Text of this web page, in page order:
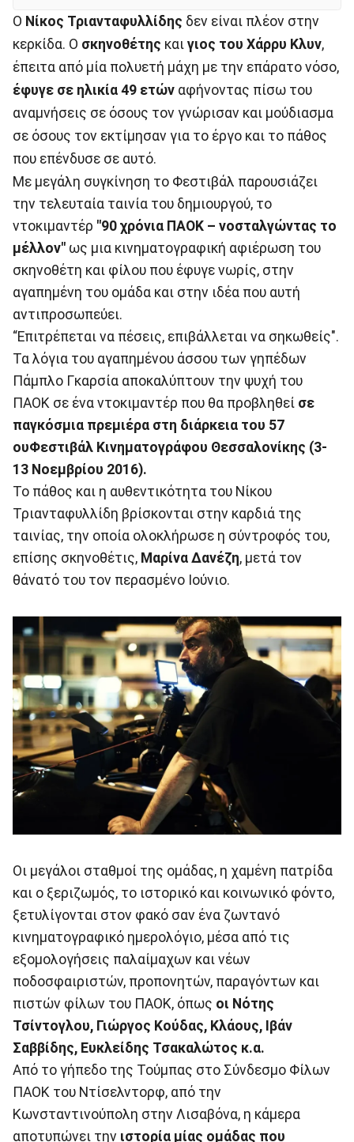
Ο Νίκος Τριανταφυλλίδης δεν είναι πλέον στην
κερκίδα. Ο σκηνοθέτης και γιος του Χάρρυ Κλυν,
έπειτα από μία πολυετή μάχη με την επάρατο νόσο,
έφυγε σε ηλικία 49 ετών αφήνοντας πίσω του
αναμνήσεις σε όσους τον γνώρισαν και μούδιασμα
σε όσους τον εκτίμησαν για το έργο και το πάθος
που επένδυσε σε αυτό.
Με μεγάλη συγκίνηση το Φεστιβάλ παρουσιάζει
την τελευταία ταινία του δημιουργού, το
ντοκιμαντέρ "90 χρόνια ΠΑΟΚ – νοσταλγώντας το
μέλλον" ως μια κινηματογραφική αφιέρωση του
σκηνοθέτη και φίλου που έφυγε νωρίς, στην
αγαπημένη του ομάδα και στην ιδέα που αυτή
αντιπροσωπεύει.
“Επιτρέπεται να πέσεις, επιβάλλεται να σηκωθείς".
Τα λόγια του αγαπημένου άσσου των γηπέδων
Πάμπλο Γκαρσία αποκαλύπτουν την ψυχή του
ΠΑΟΚ σε ένα ντοκιμαντέρ που θα προβληθεί σε
παγκόσμια πρεμιέρα στη διάρκεια του 57
ουΦεστιβάλ Κινηματογράφου Θεσσαλονίκης (3-
13 Νοεμβρίου 2016).
Το πάθος και η αυθεντικότητα του Νίκου
Τριανταφυλλίδη βρίσκονται στην καρδιά της
ταινίας, την οποία ολοκλήρωσε η σύντροφός του,
επίσης σκηνοθέτις, Μαρίνα Δανέζη, μετά τον
θάνατό του τον περασμένο Ιούνιο.
Οι μεγάλοι σταθμοί της ομάδας, η χαμένη πατρίδα
και ο ξεριζωμός, το ιστορικό και κοινωνικό φόντο,
ξετυλίγονται στον φακό σαν ένα ζωντανό
κινηματογραφικό ημερολόγιο, μέσα από τις
εξομολογήσεις παλαίμαχων και νέων
ποδοσφαιριστών, προπονητών, παραγόντων και
πιστών φίλων του ΠΑΟΚ, όπως οι Νότης
Τσίντογλου, Γιώργος Κούδας, Κλάους, Ιβάν
Σαββίδης, Ευκλείδης Τσακαλώτος κ.α.
Από το γήπεδο της Τούμπας στο Σύνδεσμο Φίλων
ΠΑΟΚ του Ντίσελντορφ, από την
Κωνσταντινούπολη στην Λισαβόνα, η κάμερα
αποτυπώνει την ιστορία μίας ομάδας που